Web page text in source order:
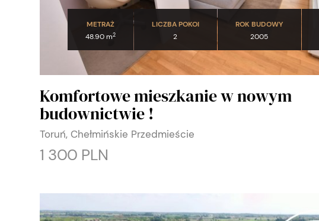
METRAŻ
48.90 m2
LICZBA POKOI
2
ROK BUDOWY
2005
Komfortowe mieszkanie w nowym
budownictwie !
Toruń, Chełmińskie Przedmieście
1 300 PLN